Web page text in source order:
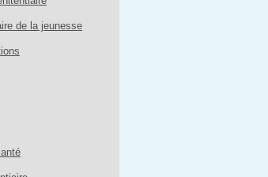
de la jeunesse